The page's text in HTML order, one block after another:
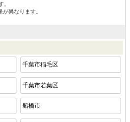
。
異なります。
千葉市稲毛区
千葉市若葉区
船橋市